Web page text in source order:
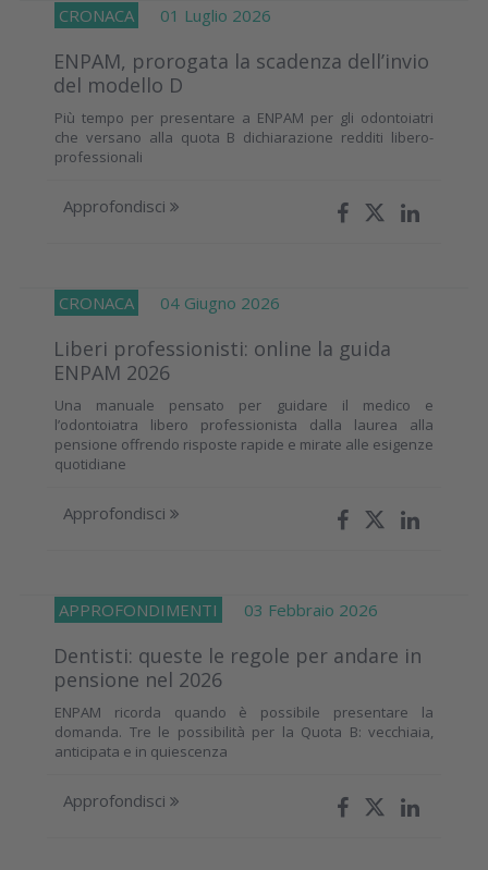
CRONACA 01 Luglio 2026
ENPAM, prorogata la scadenza dell’invio
del modello D
Più tempo per presentare a ENPAM per gli odontoiatri
che versano alla quota B dichiarazione redditi libero-
professionali
Approfondisci
CRONACA 04 Giugno 2026
Liberi professionisti: online la guida
ENPAM 2026
Una manuale pensato per guidare il medico e
l’odontoiatra libero professionista dalla laurea alla
pensione offrendo risposte rapide e mirate alle esigenze
quotidiane
Approfondisci
APPROFONDIMENTI 03 Febbraio 2026
Dentisti: queste le regole per andare in
pensione nel 2026
ENPAM ricorda quando è possibile presentare la
domanda. Tre le possibilità per la Quota B: vecchiaia,
anticipata e in quiescenza
Approfondisci